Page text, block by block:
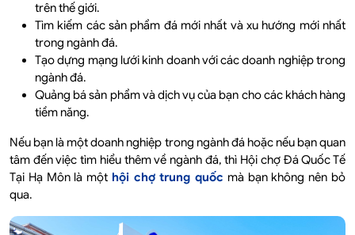
trên thế giới.
Tìm kiếm các sản phẩm đá mới nhất và xu hướng mới nhất
trong ngành đá.
Tạo dựng mạng lưới kinh doanh với các doanh nghiệp trong
ngành đá.
Quảng bá sản phẩm và dịch vụ của bạn cho các khách hàng
tiềm năng.
Nếu bạn là một doanh nghiệp trong ngành đá hoặc nếu bạn quan
tâm đến việc tìm hiểu thêm về ngành đá, thì Hội chợ Đá Quốc Tế
Tại Hạ Môn là một hội chợ trung quốc mà bạn không nên bỏ
qua.